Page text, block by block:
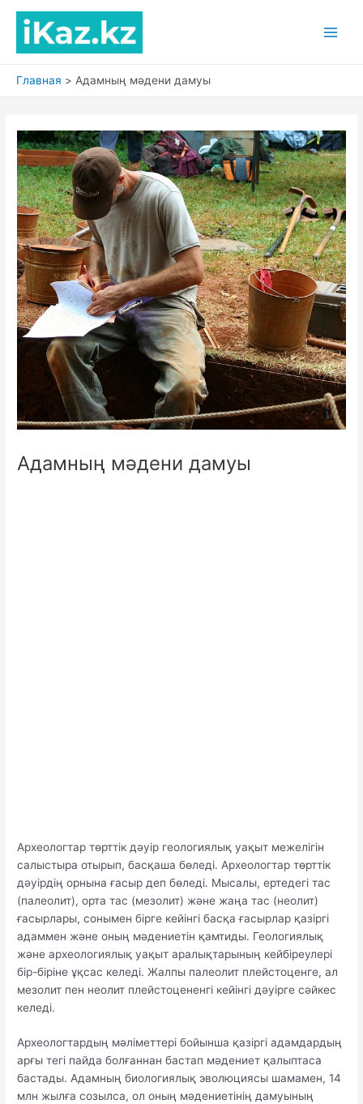
содержимому
Главная Адамның мәдени дамуы
Адамның мәдени дамуы
Археологтар төрттік дәуір геологиялық уақыт межелігін
салыстыра отырып, басқаша бөледі. Археологтар төрттік
дәуірдің орнына ғасыр деп бөледі. Мысалы, ертедегі тас
(палеолит), орта тас (мезолит) және жаңа тас (неолит)
ғасырлары, сонымен бірге кейінгі басқа ғасырлар қазіргі
адаммен және оның мәдениетін қамтиды. Геологиялық
және археологиялық уақыт аралықтарының кейбіреулері
бір-біріне ұқсас келеді. Жалпы палеолит плейстоценге, ал
мезолит пен неолит плейстоцененгі кейінгі дәуірге сәйкес
келеді.
Археологтардың мәліметтері бойынша қазіргі адамдардың
арғы тегі пайда болғаннан бастап мәдениет қалыптаса
бастады. Адамның биологиялық эволюциясы шамамен, 14
млн жылға созылса, ол оның мәдениетінің дамуының